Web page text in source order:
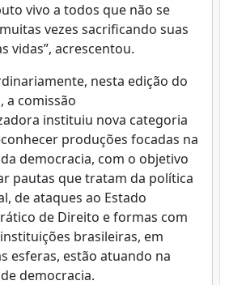
vivo a todos que não se
vezes sacrificando suas
vidas”, acrescentou.
nesta edição do
a comissão
instituiu nova categoria
produções focadas na
democracia, com o objetivo
pautas que tratam da política
de ataques ao Estado
de Direito e formas com
brasileiras, em
esferas, estão atuando na
democracia.